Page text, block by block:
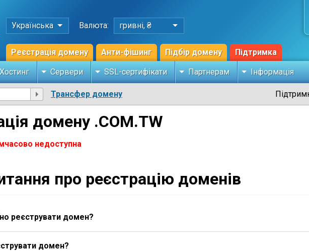
Українська Валюта: гривні, ₴
Реєстрація домену Анти-фішинг Підбір домену Підтримка
Хостинг Сервери SSL-сертифікати Партнерам Інформація
Трансфер домену
домену .COM.TW
недоступна
про реєстрацію доменів
реєструвати домен?
домен?